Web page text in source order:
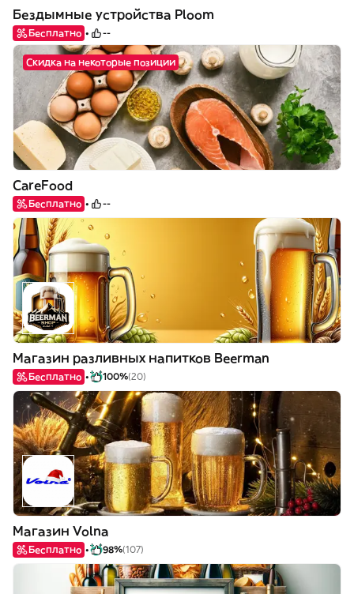
Бездымные устройства Ploom
Бесплатно --
Скидка на некоторые позиции
CareFood
Бесплатно --
Магазин разливных напитков Beerman
Бесплатно 100%(20)
Магазин Volna
Бесплатно 98%(107)